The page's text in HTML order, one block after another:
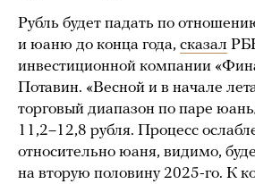
Рубль будет падать по
и юаню до конца года, сказал
инвестиционной компании
Потавин. «Весной и в начале
торговый диапазон по паре
11,2–12,8 рубля. Процесс
относительно юаня, видимо,
на вторую половину 2025-го. К